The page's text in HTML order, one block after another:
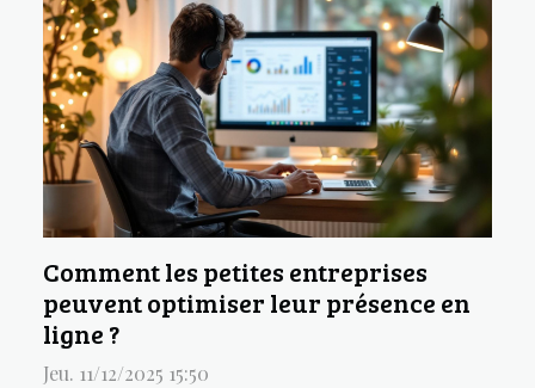
Comment les petites entreprises
peuvent optimiser leur présence en
ligne ?
Jeu. 11/12/2025 15:50